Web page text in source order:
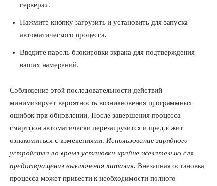
серверах.
Нажмите кнопку загрузить и установить для запуска
автоматического процесса.
Введите пароль блокировки экрана для подтверждения
ваших намерений.
Соблюдение этой последовательности действий
минимизирует вероятность возникновения программных
ошибок при обновлении. После завершения процесса
смартфон автоматически перезагрузится и предложит
ознакомиться с изменениями. Использование зарядного
устройства во время установки крайне желательно для
предотвращения выключения питания. Внезапная остановка
процесса может привести к необходимости полного